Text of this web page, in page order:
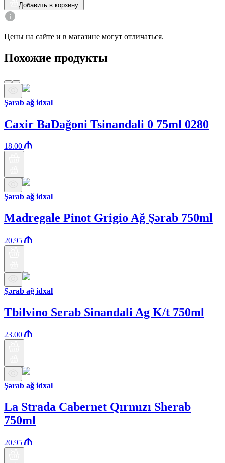
Добавить в корзину
Цены на сайте и в магазине могут отличаться.
Похожие продукты
Şərab ağ idxal
Caxir BaDağoni Tsinandali 0 75ml 0280
18.00
Şərab ağ idxal
Madregale Pinot Grigio Ağ Şərab 750ml
20.95
Şərab ağ idxal
Tbilvino Serab Sinandali Ag K/t 750ml
23.00
Şərab ağ idxal
La Strada Cabernet Qırmızı Sherab
750ml
20.95